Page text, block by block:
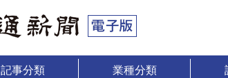
記事分類 業種分類